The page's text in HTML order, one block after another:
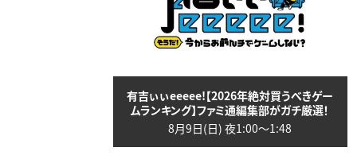
有吉ぃぃeeeee!【2026年絶対買うべきゲー
ムランキング】ファミ通編集部がガチ厳選！
8月9日(日) 夜1:00〜1:48